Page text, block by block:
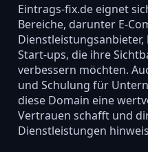
Eintrags-fix.de eignet
Bereiche, darunter E-
Start-ups, die ihre
verbessern möchten.
und Schulung für
diese Domain eine
Vertrauen schafft und
Dienstleistungen